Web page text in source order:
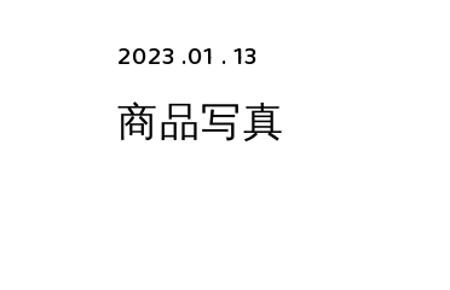
2023 .01 . 13
商品写真